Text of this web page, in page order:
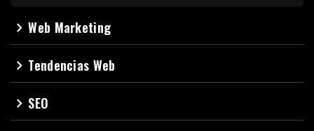
navigate_nextWeb Marketing
navigate_next Tendencias Web
navigate_next SEO